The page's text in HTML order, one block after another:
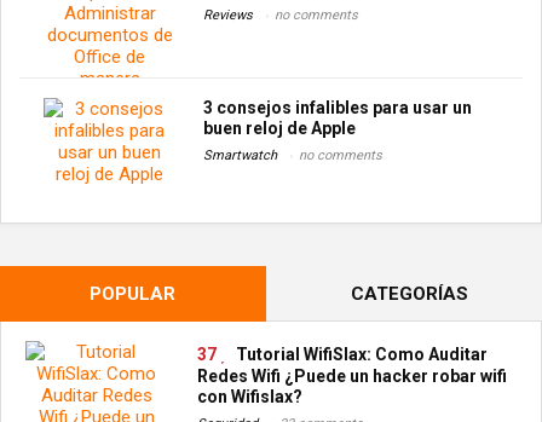
Reviews no comments
3 consejos infalibles para usar un
buen reloj de Apple
Smartwatch no comments
POPULAR CATEGORÍAS
37
Tutorial WifiSlax: Como Auditar
Redes Wifi ¿Puede un hacker robar wifi
con Wifislax?